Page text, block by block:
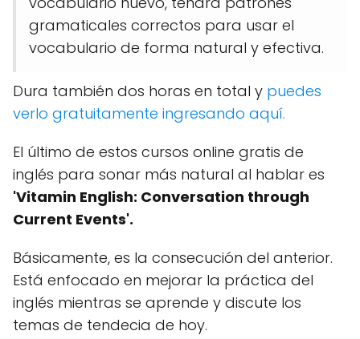
gramaticales correctos para usar el
vocabulario de forma natural y efectiva.
Dura también dos horas en total y puedes
verlo gratuitamente ingresando aquí.
El último de estos cursos online gratis de
inglés para sonar más natural al hablar es
'Vitamin English: Conversation through
Current Events'.
Básicamente, es la consecución del anterior.
Está enfocado en mejorar la práctica del
inglés mientras se aprende y discute los
temas de tendecia de hoy.